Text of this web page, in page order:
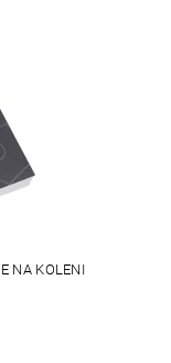
NA KOLENI